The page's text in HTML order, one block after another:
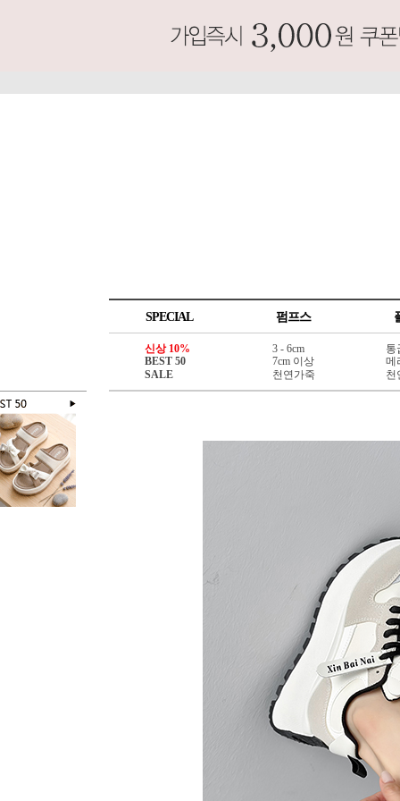
SPECIAL 펌프스
신상 10%
BEST 50
SALE
3 - 6cm
7cm 이상
천연가죽
통
메
천